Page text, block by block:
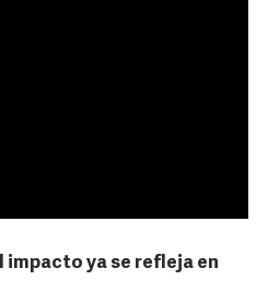
impacto ya se refleja en